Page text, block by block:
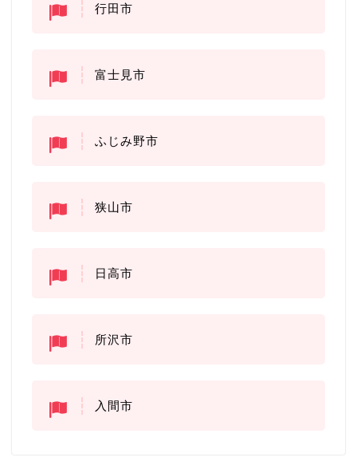
行田市
富士見市
ふじみ野市
狭山市
日高市
所沢市
入間市